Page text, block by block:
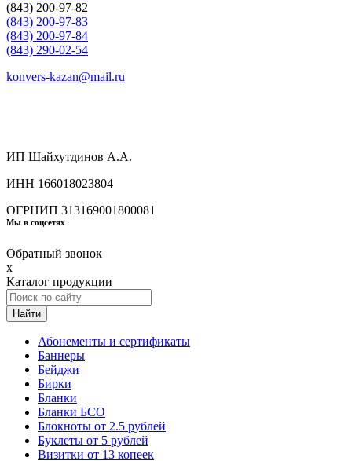
(843) 200-97-82
(843) 200-97-83
(843) 200-97-84
(843) 290-02-54
konvers-kazan@mail.ru
ИП Шайхутдинов А.А.
ИНН 166018023804
ОГРНИП 313169001800081
Мы в соцсетях
Обратный звонок
x
Каталог продукции
Найти
Абонементы и сертификаты
Баннеры
Бейджи
Бирки
Бланки
Бланки БСО
Блокноты от 2.5 рублей
Буклеты от 5 рублей
Визитки от 13 копеек